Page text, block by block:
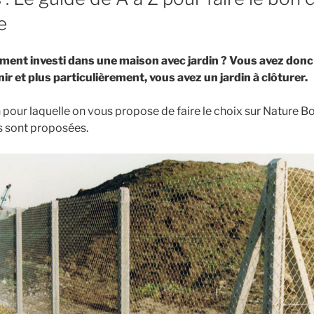
investi dans une maison avec jardin ? Vous avez
et plus particulièrement, vous avez un jardin à clôturer.
pour laquelle on vous propose de faire le choix sur Nature
sont proposées.